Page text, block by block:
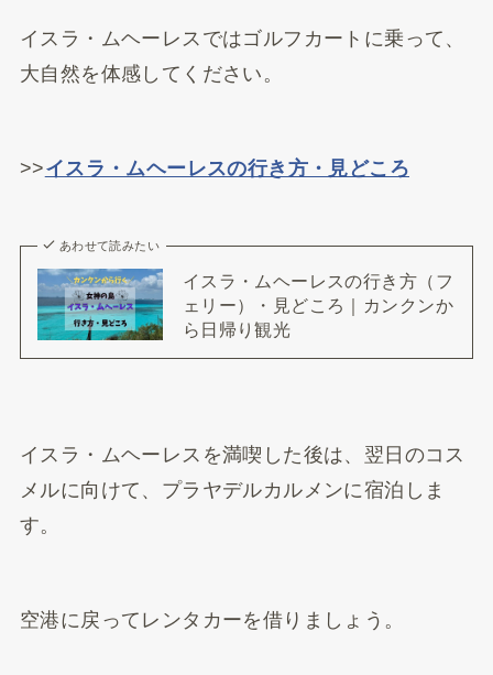
イスラ・ムヘーレスではゴルフカートに乗って、
大自然を体感してください。
>>イスラ・ムヘーレスの行き方・見どころ
あわせて読みたい
イスラ・ムヘーレスの行き方（フ
ェリー）・見どころ｜カンクンか
ら日帰り観光
イスラ・ムヘーレスを満喫した後は、翌日のコス
メルに向けて、プラヤデルカルメンに宿泊しま
す。
空港に戻ってレンタカーを借りましょう。